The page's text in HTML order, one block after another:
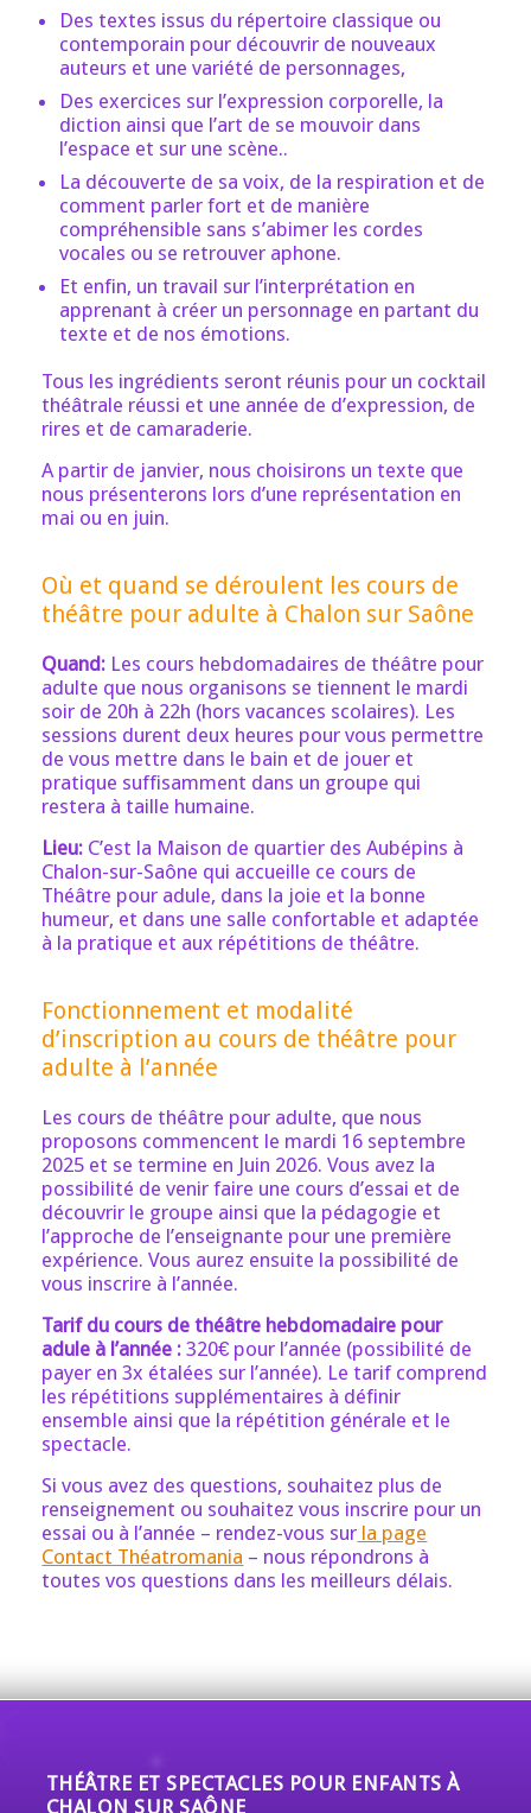
Des textes issus du répertoire classique ou
contemporain pour découvrir de nouveaux
auteurs et une variété de personnages,
Des exercices sur l’expression corporelle, la
diction ainsi que l’art de se mouvoir dans
l’espace et sur une scène..
La découverte de sa voix, de la respiration et de
comment parler fort et de manière
compréhensible sans s’abimer les cordes
vocales ou se retrouver aphone.
Et enfin, un travail sur l’interprétation en
apprenant à créer un personnage en partant du
texte et de nos émotions.
Tous les ingrédients seront réunis pour un cocktail
théâtrale réussi et une année de d’expression, de
rires et de camaraderie.
A partir de janvier, nous choisirons un texte que
nous présenterons lors d’une représentation en
mai ou en juin.
Où et quand se déroulent les cours de
théâtre pour adulte à Chalon sur Saône
Quand: Les cours hebdomadaires de théâtre pour
adulte que nous organisons se tiennent le mardi
soir de 20h à 22h (hors vacances scolaires). Les
sessions durent deux heures pour vous permettre
de vous mettre dans le bain et de jouer et
pratique suffisamment dans un groupe qui
restera à taille humaine.
Lieu: C’est la Maison de quartier des Aubépins à
Chalon-sur-Saône qui accueille ce cours de
Théâtre pour adule, dans la joie et la bonne
humeur, et dans une salle confortable et adaptée
à la pratique et aux répétitions de théâtre.
Fonctionnement et modalité
d’inscription au cours de théâtre pour
adulte à l’année
Les cours de théâtre pour adulte, que nous
proposons commencent le mardi 16 septembre
2025 et se termine en Juin 2026. Vous avez la
possibilité de venir faire une cours d’essai et de
découvrir le groupe ainsi que la pédagogie et
l’approche de l’enseignante pour une première
expérience. Vous aurez ensuite la possibilité de
vous inscrire à l’année.
Tarif du cours de théâtre hebdomadaire pour
adule à l’année : 320€ pour l’année (possibilité de
payer en 3x étalées sur l’année). Le tarif comprend
les répétitions supplémentaires à définir
ensemble ainsi que la répétition générale et le
spectacle.
Si vous avez des questions, souhaitez plus de
renseignement ou souhaitez vous inscrire pour un
essai ou à l’année – rendez-vous sur la page
Contact Théatromania – nous répondrons à
toutes vos questions dans les meilleurs délais.
THÉÂTRE ET SPECTACLES POUR ENFANTS À
CHALON SUR SAÔNE